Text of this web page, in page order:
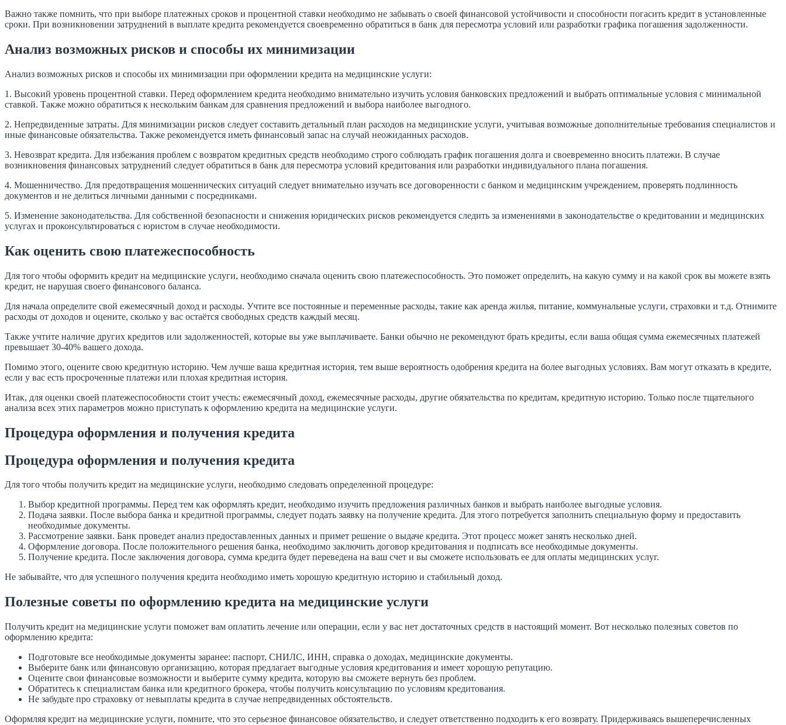
Важно также помнить, что при выборе платежных сроков и процентной ставки необходимо не забывать о своей финансовой устойчивости и способности погасить кредит в установленные
сроки. При возникновении затруднений в выплате кредита рекомендуется своевременно обратиться в банк для пересмотра условий или разработки графика погашения задолженности.
Анализ возможных рисков и способы их минимизации
Анализ возможных рисков и способы их минимизации при оформлении кредита на медицинские услуги:
1. Высокий уровень процентной ставки. Перед оформлением кредита необходимо внимательно изучить условия банковских предложений и выбрать оптимальные условия с минимальной
ставкой. Также можно обратиться к нескольким банкам для сравнения предложений и выбора наиболее выгодного.
2. Непредвиденные затраты. Для минимизации рисков следует составить детальный план расходов на медицинские услуги, учитывая возможные дополнительные требования специалистов и
иные финансовые обязательства. Также рекомендуется иметь финансовый запас на случай неожиданных расходов.
3. Невозврат кредита. Для избежания проблем с возвратом кредитных средств необходимо строго соблюдать график погашения долга и своевременно вносить платежи. В случае
возникновения финансовых затруднений следует обратиться в банк для пересмотра условий кредитования или разработки индивидуального плана погашения.
4. Мошенничество. Для предотвращения мошеннических ситуаций следует внимательно изучать все договоренности с банком и медицинским учреждением, проверять подлинность
документов и не делиться личными данными с посредниками.
5. Изменение законодательства. Для собственной безопасности и снижения юридических рисков рекомендуется следить за изменениями в законодательстве о кредитовании и медицинских
услугах и проконсультироваться с юристом в случае необходимости.
Как оценить свою платежеспособность
Для того чтобы оформить кредит на медицинские услуги, необходимо сначала оценить свою платежеспособность. Это поможет определить, на какую сумму и на какой срок вы можете взять
кредит, не нарушая своего финансового баланса.
Для начала определите свой ежемесячный доход и расходы. Учтите все постоянные и переменные расходы, такие как аренда жилья, питание, коммунальные услуги, страховки и т.д. Отнимите
расходы от доходов и оцените, сколько у вас остаётся свободных средств каждый месяц.
Также учтите наличие других кредитов или задолженностей, которые вы уже выплачиваете. Банки обычно не рекомендуют брать кредиты, если ваша общая сумма ежемесячных платежей
превышает 30-40% вашего дохода.
Помимо этого, оцените свою кредитную историю. Чем лучше ваша кредитная история, тем выше вероятность одобрения кредита на более выгодных условиях. Вам могут отказать в кредите,
если у вас есть просроченные платежи или плохая кредитная история.
Итак, для оценки своей платежеспособности стоит учесть: ежемесячный доход, ежемесячные расходы, другие обязательства по кредитам, кредитную историю. Только после тщательного
анализа всех этих параметров можно приступать к оформлению кредита на медицинские услуги.
Процедура оформления и получения кредита
Процедура оформления и получения кредита
Для того чтобы получить кредит на медицинские услуги, необходимо следовать определенной процедуре:
Выбор кредитной программы. Перед тем как оформлять кредит, необходимо изучить предложения различных банков и выбрать наиболее выгодные условия.
Подача заявки. После выбора банка и кредитной программы, следует подать заявку на получение кредита. Для этого потребуется заполнить специальную форму и предоставить
необходимые документы.
Рассмотрение заявки. Банк проведет анализ предоставленных данных и примет решение о выдаче кредита. Этот процесс может занять несколько дней.
Оформление договора. После положительного решения банка, необходимо заключить договор кредитования и подписать все необходимые документы.
Получение кредита. После заключения договора, сумма кредита будет переведена на ваш счет и вы сможете использовать ее для оплаты медицинских услуг.
Не забывайте, что для успешного получения кредита необходимо иметь хорошую кредитную историю и стабильный доход.
Полезные советы по оформлению кредита на медицинские услуги
Получить кредит на медицинские услуги поможет вам оплатить лечение или операции, если у вас нет достаточных средств в настоящий момент. Вот несколько полезных советов по
оформлению кредита:
Подготовьте все необходимые документы заранее: паспорт, СНИЛС, ИНН, справка о доходах, медицинские документы.
Выберите банк или финансовую организацию, которая предлагает выгодные условия кредитования и имеет хорошую репутацию.
Оцените свои финансовые возможности и выберите сумму кредита, которую вы сможете вернуть без проблем.
Обратитесь к специалистам банка или кредитного брокера, чтобы получить консультацию по условиям кредитования.
Не забудьте про страховку от невыплаты кредита в случае непредвиденных обстоятельств.
Оформляя кредит на медицинские услуги, помните, что это серьезное финансовое обязательство, и следует ответственно подходить к его возврату. Придерживаясь вышеперечисленных